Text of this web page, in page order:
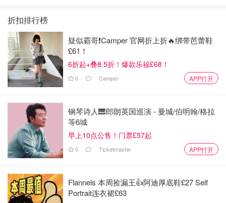
这本作业本是教小朋友的怎么写abc,.这个是最基本的指导小
朋友初学写字的入门指导，很适合刚刚开学写字的小朋友。
我家宝贝之前没去学校读书，我都是叫我家宝贝用这个本子
练习写abc,所以我家宝贝去学校读书的时候，还好，都会写
了，也会读。所以我想和大家分享我家宝贝的学习本子.
折扣排行榜
疑似霸哥❗️Camper 官网折上折🔥绑带芭蕾鞋
£61！
6折起+叠8.5折！爆款乐福£68！
0 Camper APP打开
钢琴诗人🎹郎朗英国巡演 - 曼城/伯明翰/格拉
等6城
早上10点公售！门票£57起
0 Ticketmaster APP打开
Flannels 本周捡漏王👍阿迪厚底鞋£27 Self
Portrait连衣裙£63